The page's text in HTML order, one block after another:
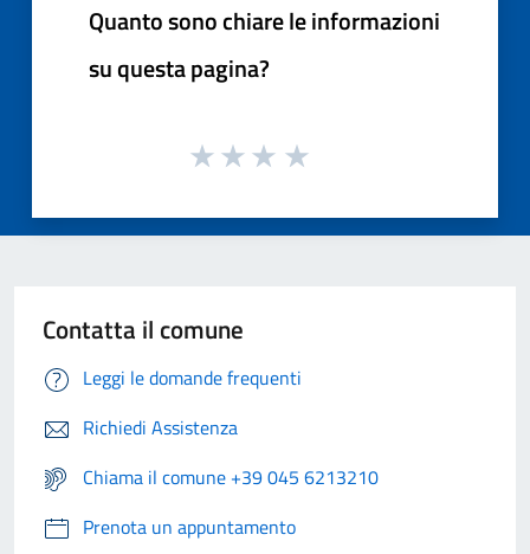
Quanto sono chiare le informazioni
su questa pagina?
Contatta il comune
Leggi le domande frequenti
Richiedi Assistenza
Chiama il comune +39 045 6213210
Prenota un appuntamento